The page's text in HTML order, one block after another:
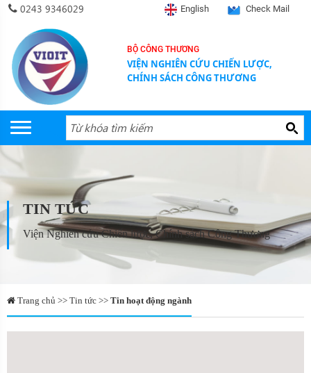
0243 9346029 English Check Mail
BỘ CÔNG THƯƠNG
VIỆN NGHIÊN CỨU CHIẾN LƯỢC,
CHÍNH SÁCH CÔNG THƯƠNG
TIN TỨC
Viện Nghiên cứu Chiến lược, Chính sách Công Thương
Trang chủ >> Tin tức >> Tin hoạt động ngành